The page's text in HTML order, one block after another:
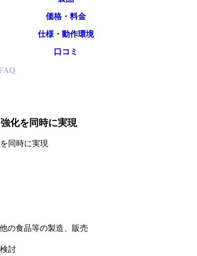
価格・料金
仕様・動作環境
口コミ
化を同時に実現
の食品等の製造、販売
討